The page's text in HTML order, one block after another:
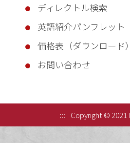
ディレクトル検索
英語紹介パンフレット
価格表（ダウンロード）
お問い合わせ
::: Copyright ©